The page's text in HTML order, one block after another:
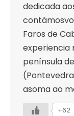
dedicada
Faros de
experiencia
península
asoma ao
+62